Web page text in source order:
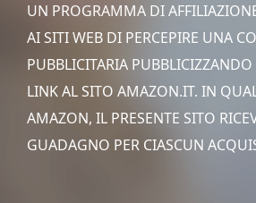
UN PROGRAMMA DI
AI SITI WEB DI PERCEPIRE UNA
PUBBLICITARIA
LINK AL SITO AMAZON.IT. IN
AMAZON, IL PRESENTE SITO
GUADAGNO PER CIASCUN